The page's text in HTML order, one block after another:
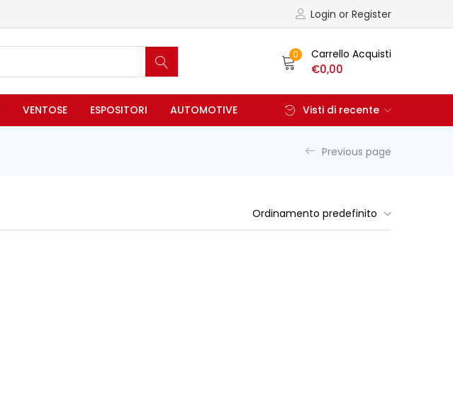
Login or Register
0 Carrello Acquisti
€0,00
VENTOSE ESPOSITORI AUTOMOTIVE Visti di recente
Previous page
Ordinamento predefinito